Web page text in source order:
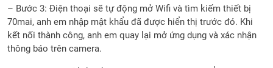
– Bước 3: Điện thoại sẽ tự động mở Wifi và tìm kiếm thiết bị
70mai, anh em nhập mật khẩu đã được hiển thị trước đó. Khi
kết nối thành công, anh em quay lại mở ứng dụng và xác nhận
thông báo trên camera.